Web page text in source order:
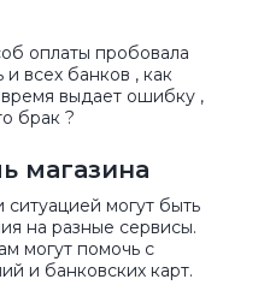
оплаты пробовала
и всех банков , как
выдает ошибку ,
брак ?
магазина
ситуацией могут быть
на разные сервисы.
могут помочь с
и банковских карт.